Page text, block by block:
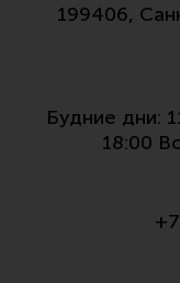
199406,
Будние дни:
18:00